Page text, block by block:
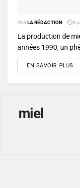
PARLA RÉDACTION 8
La production de
années 1990, un
EN SAVOIR PLUS
miel